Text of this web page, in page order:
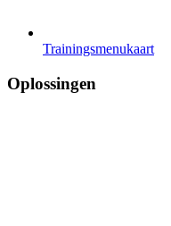
Trainingsmenukaart
Oplossingen